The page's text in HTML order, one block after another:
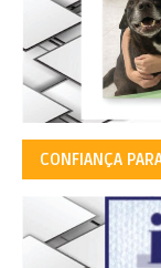
CONFIANÇA